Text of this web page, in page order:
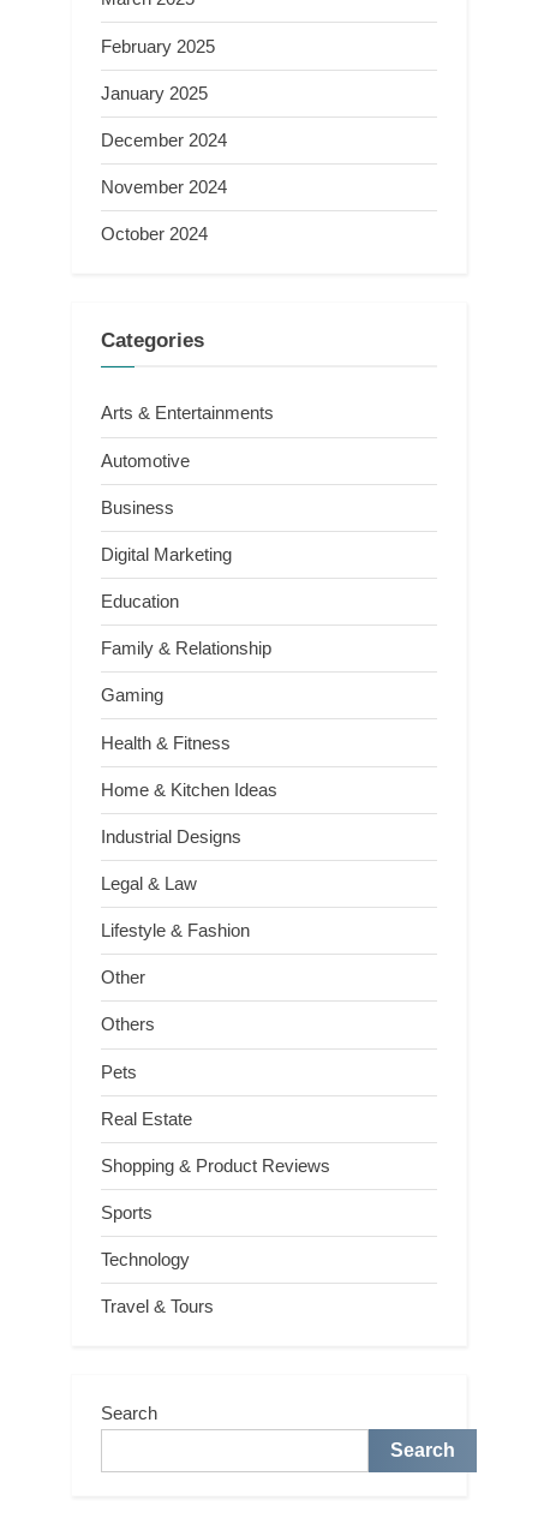
February 2025
January 2025
December 2024
November 2024
October 2024
Categories
Arts & Entertainments
Automotive
Business
Digital Marketing
Education
Family & Relationship
Gaming
Health & Fitness
Home & Kitchen Ideas
Industrial Designs
Legal & Law
Lifestyle & Fashion
Other
Others
Pets
Real Estate
Shopping & Product Reviews
Sports
Technology
Travel & Tours
Search
Search